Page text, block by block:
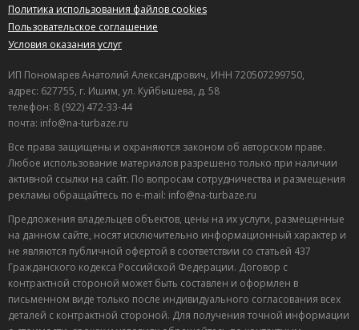
Политика использования файлов cookies
Пользовательское соглашение
Условия оказания услуг
ИП Пономарев Анатолий Александрович, ИНН 720507299750,
адрес: 627755, г. Ишим, ул. Куйбышева, д. 58
телефон: 8 (922) 472-33-44
почта: info@na-turbaze.ru
Все права защищены и охраняются законом об авторском праве.
Любое использование материалов разрешено только при наличии
активной ссылки на сайт. По вопросам сотрудничества и размещения
рекламы обращайтесь по e-mail: info@na-turbaze.ru
Предложения владельцев объектов, цены на их услуги, размещенные
на данном сайте, носят исключительно информационный характер и
не являются публичной офертой в соответствии со статьей 437
Гражданского кодекса Российской Федерации. Договор с
контрактной стороной может быть составлен и оформлен в
письменном виде только после индивидуального согласования всех
деталей с контрактной стороной. Для получения точной информации